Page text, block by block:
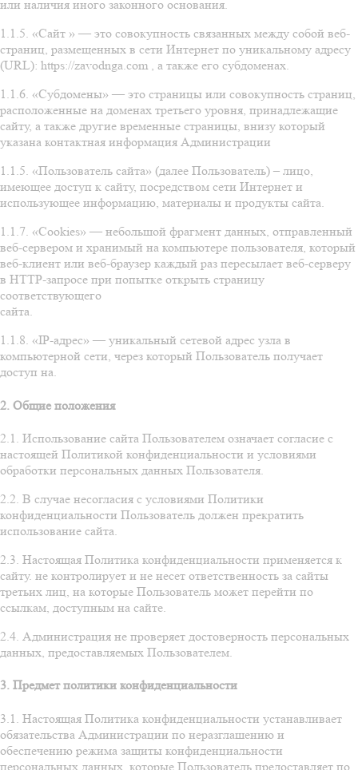
или наличия иного законного основания.
1.1.5. «Сайт » — это совокупность связанных между собой веб-
страниц, размещенных в сети Интернет по уникальному адресу
(URL): https://zavodnga.com , а также его субдоменах.
1.1.6. «Субдомены» — это страницы или совокупность страниц,
расположенные на доменах третьего уровня, принадлежащие
сайту, а также другие временные страницы, внизу который
указана контактная информация Администрации
1.1.5. «Пользователь сайта» (далее Пользователь) – лицо,
имеющее доступ к сайту, посредством сети Интернет и
использующее информацию, материалы и продукты сайта.
1.1.7. «Cookies» — небольшой фрагмент данных, отправленный
веб-сервером и хранимый на компьютере пользователя, который
веб-клиент или веб-браузер каждый раз пересылает веб-серверу
в HTTP-запросе при попытке открыть страницу
соответствующего
сайта.
1.1.8. «IP-адрес» — уникальный сетевой адрес узла в
компьютерной сети, через который Пользователь получает
доступ на.
2. Общие положения
2.1. Использование сайта Пользователем означает согласие с
настоящей Политикой конфиденциальности и условиями
обработки персональных данных Пользователя.
2.2. В случае несогласия с условиями Политики
конфиденциальности Пользователь должен прекратить
использование сайта.
2.3. Настоящая Политика конфиденциальности применяется к
сайту. не контролирует и не несет ответственность за сайты
третьих лиц, на которые Пользователь может перейти по
ссылкам, доступным на сайте.
2.4. Администрация не проверяет достоверность персональных
данных, предоставляемых Пользователем.
3. Предмет политики конфиденциальности
3.1. Настоящая Политика конфиденциальности устанавливает
обязательства Администрации по неразглашению и
обеспечению режима защиты конфиденциальности
персональных данных, которые Пользователь предоставляет по